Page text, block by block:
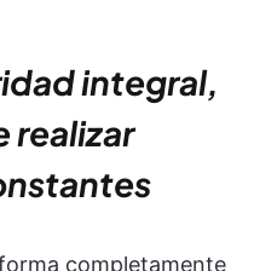
integral,
realizar
completamente